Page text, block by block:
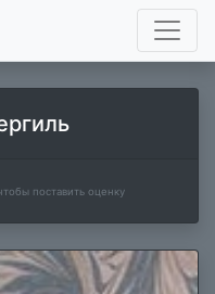
чтобы поставить оценку